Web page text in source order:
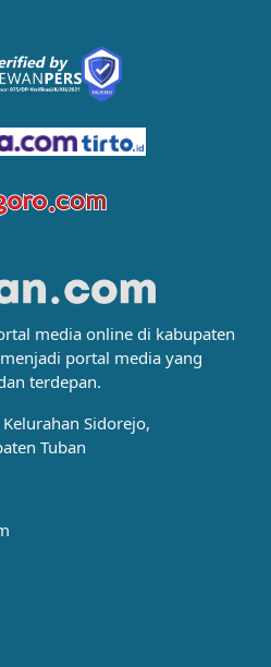
media online di kabupaten
portal media yang
terdepan.
Sidorejo,
Tuban